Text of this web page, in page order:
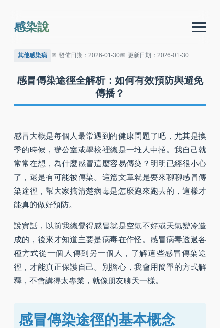
感染說
其他感染病 發佈日期：2026-01-30 更新日期：2026-01-30
感冒傳染途徑全解析：如何有效預防與避免
傳播？
感冒大概是每個人最常遇到的健康問題了吧，尤其是換
季的時候，辦公室或學校裡總是一堆人中招。我自己就
常常在想，為什麼感冒這麼容易傳染？明明已經很小心
了，還是有可能被傳染。這篇文章就是要來聊聊感冒傳
染途徑，幫大家搞清楚病毒是怎麼跑來跑去的，這樣才
能真的做好預防。
說實話，以前我總覺得感冒就是空氣不好或天氣變冷造
成的，後來才知道主要是病毒在作怪。感冒病毒透過各
種方式從一個人傳到另一個人，了解這些感冒傳染途
徑，才能真正保護自己。別擔心，我會用簡單的方式解
釋，不會講得太專業，就像朋友聊天一樣。
感冒傳染途徑的基本概念